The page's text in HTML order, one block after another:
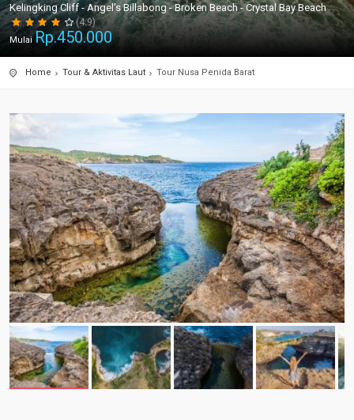
Kelingking Cliff - Angel's Billabong - Broken Beach - Crystal Bay Beach
(4.9)
Mulai Rp.450.000
Home Tour & Aktivitas Laut Tour Nusa Penida Barat